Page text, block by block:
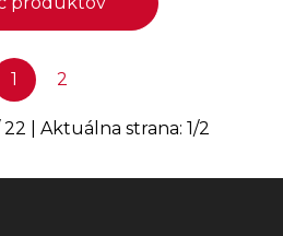
1 2
22 | Aktuálna strana: 1/2